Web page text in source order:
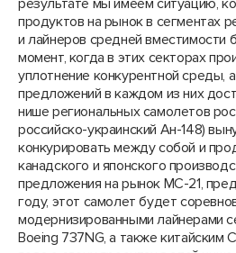
результате мы имеем ситуацию,
продуктов на рынок в сегментах
и лайнеров средней вместимости
момент, когда в этих секторах
уплотнение конкурентной среды,
предложений в каждом из них
нише региональных самолетов
российско-украинский Ан-148)
конкурировать между собой и
канадского и японского
предложения на рынок МС-21,
году, этот самолет будет
модернизированными лайнерами
Boeing 737NG, а также китайским